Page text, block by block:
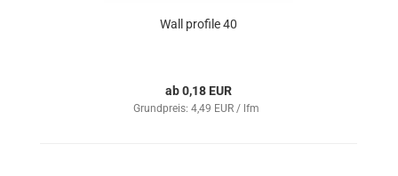
Wall profile 40
ab 0,18 EUR
Grundpreis: 4,49 EUR / lfm